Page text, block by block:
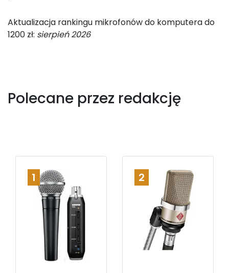
Aktualizacja rankingu mikrofonów do komputera do
1200 zł: sierpień 2026
Polecane przez redakcję
1 2